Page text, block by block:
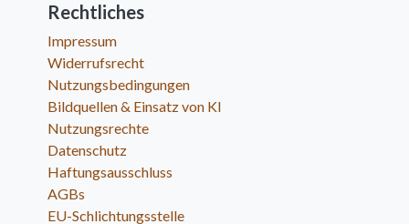
Rechtliches
Impressum
Widerrufsrecht
Nutzungsbedingungen
Bildquellen & Einsatz von KI
Nutzungsrechte
Datenschutz
Haftungsausschluss
AGBs
EU-Schlichtungsstelle